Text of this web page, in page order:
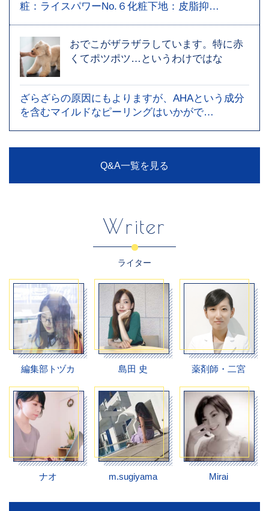
粧：ライスパワーNo.６化粧下地：皮脂抑…
おでこがザラザラしています。特に赤
くてポツポツ…というわけではな
ざらざらの原因にもよりますが、AHAという成分
を含むマイルドなピーリングはいかがで…
Q&A一覧を見る
Writer
ライター
編集部トヅカ 島田 史 薬剤師・二宮
ナオ m.sugiyama Mirai